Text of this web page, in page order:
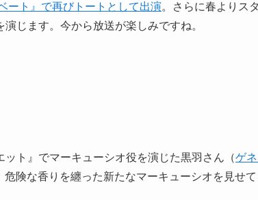
ート』で再びトートとして出演。さらに春よりス
じます。今から放送が楽しみですね。
ット』でマーキューシオ役を演じた黒羽さん（ゲ
険な香りを纏った新たなマーキューシオを見せて